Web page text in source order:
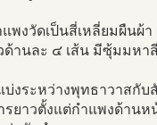
แพงวัดเป็นสี่เหลี่ยมผืนผ้
ด้านละ ๔ เส้น มีซุ้มมห
บ่งระหว่างพุทธาวาสกับ
รยาวตั้งแต่กำแพงด้านห